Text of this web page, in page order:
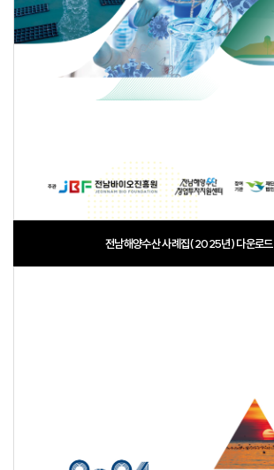
전남해양수산 사례집(2025년) 다운로드